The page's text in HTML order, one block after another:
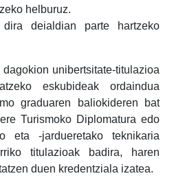
helburuz.
deialdian parte hartzeko
unibertsitate-titulazioa
eskubideak ordaindua
graduaren baliokideren bat
Turismoko Diplomatura edo
eta -jardueretako teknikaria
titulazioak badira, haren
duen kredentziala izatea.